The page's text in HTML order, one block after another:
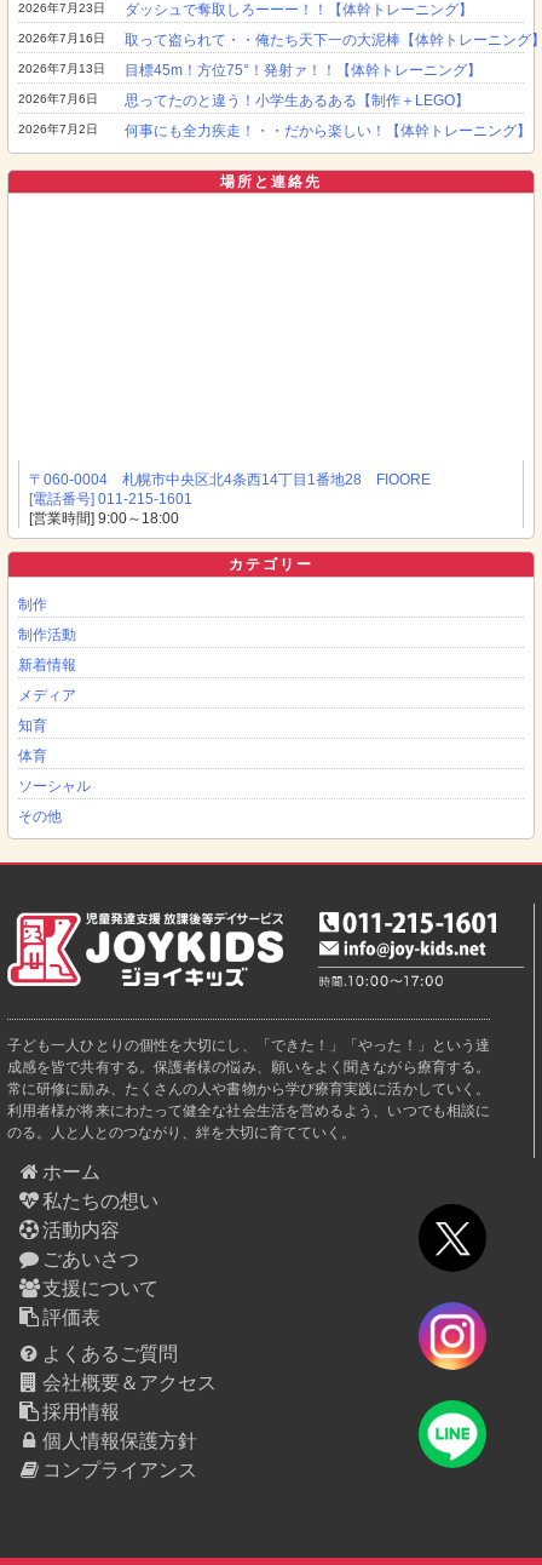
ダッシュで奪取しろーーー！！【体幹トレーニング】
2026年7月23日
取って盗られて・・俺たち天下一の大泥棒【体幹トレーニング
2026年7月16日
目標45m！方位75°！発射ァ！！【体幹トレーニング】
2026年7月13日
思ってたのと違う！小学生あるある【制作＋LEGO】
2026年7月6日
何事にも全力疾走！・・だから楽しい！【体幹トレーニング】
2026年7月2日
場所と連絡先
〒060-0004 札幌市中央区北4条西14丁目1番地28 FIOORE
[電話番号] 011-215-1601
[営業時間] 9:00～18:00
カテゴリー
制作
制作活動
新着情報
メディア
知育
体育
ソーシャル
その他
子ども一人ひとりの個性を大切にし、「できた！」「やった！」という達
成感を皆で共有する。保護者様の悩み、願いをよく聞きながら療育する。
常に研修に励み、たくさんの人や書物から学び療育実践に活かしていく。
利用者様が将来にわたって健全な社会生活を営めるよう、いつでも相談に
のる。人と人とのつながり、絆を大切に育てていく。
ホーム
私たちの想い
活動内容
ごあいさつ
支援について
評価表
よくあるご質問
会社概要＆アクセス
採用情報
個人情報保護方針
コンプライアンス